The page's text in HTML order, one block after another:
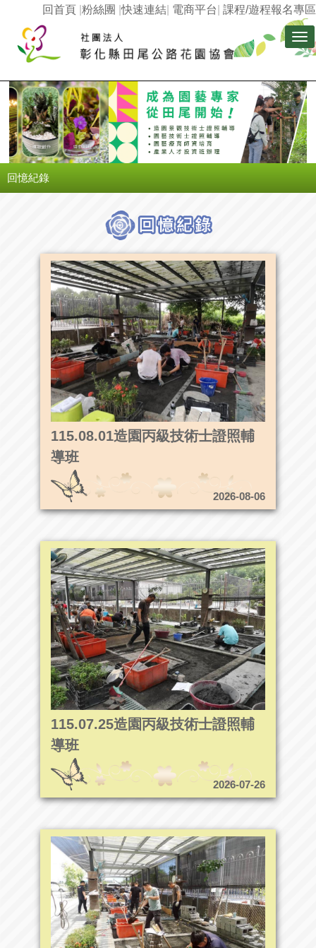
課程/遊程報名專區
電商平台
快速連結
粉絲團 |
回首頁
回憶紀錄
115.08.01造園丙級技術士證照輔
導班
2026-08-06
115.07.25造園丙級技術士證照輔
導班
2026-07-26